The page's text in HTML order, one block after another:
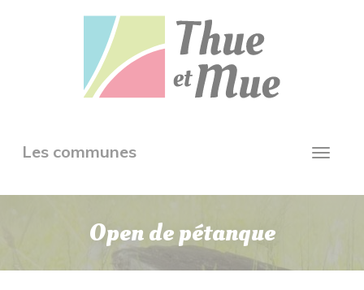
Toggle
Les communes
Open de pétanque
Panneau de gestion des cookies